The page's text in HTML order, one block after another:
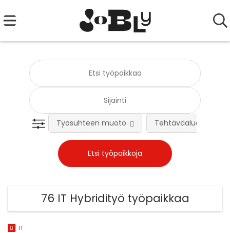
Työsuhteen muoto Tehtäväalue
76 IT Hybridityö työpaikkaa
IT